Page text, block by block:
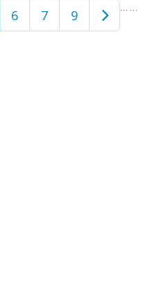
…
6 7 …
9